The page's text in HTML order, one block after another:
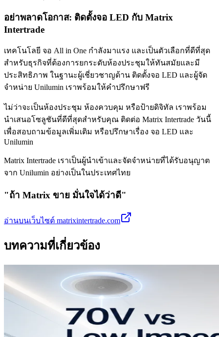
อย่าพลาดโอกาส: ติดตั้งจอ LED กับ Matrix
Intertrade
เทคโนโลยี จอ All in One กำลังมาแรง และเป็นตัวเลือกที่ดีที่สุด
สำหรับธุรกิจที่ต้องการยกระดับห้องประชุมให้ทันสมัยและมี
ประสิทธิภาพ ในฐานะผู้เชี่ยวชาญด้าน ติดตั้งจอ LED และผู้จัด
จำหน่าย Unilumin เราพร้อมให้คำปรึกษาฟรี
ไม่ว่าจะเป็นห้องประชุม ห้องควบคุม หรือป้ายดิจิทัล เราพร้อม
นำเสนอโซลูชันที่ดีที่สุดสำหรับคุณ ติดต่อ Matrix Intertrade วันนี้
เพื่อสอบถามข้อมูลเพิ่มเติม หรือปรึกษาเรื่อง จอ LED และ
Unilumin
Matrix Intertrade เราเป็นผู้นำเข้าและจัดจำหน่ายที่ได้รับอนุญาต
จาก Unilumin อย่างเป็นในประเทศไทย
"ถ้า Matrix ขาย มั่นใจได้ว่าดี"
อ่านบนเว็บไซต์ matrixintertrade.com
บทความที่เกี่ยวข้อง